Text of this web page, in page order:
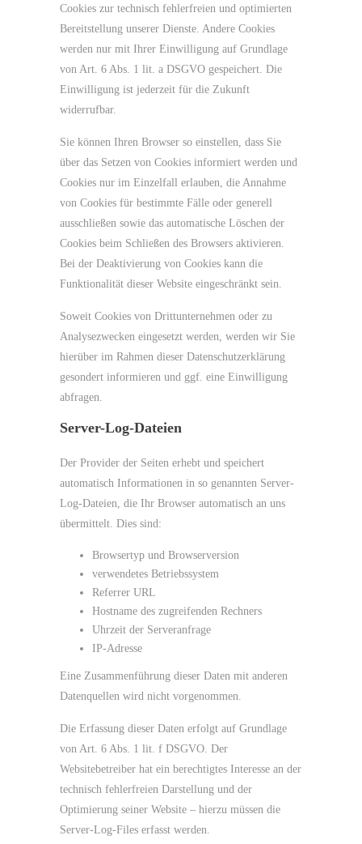
Cookies zur technisch fehlerfreien und optimierten
Bereitstellung unserer Dienste. Andere Cookies
werden nur mit Ihrer Einwilligung auf Grundlage
von Art. 6 Abs. 1 lit. a DSGVO gespeichert. Die
Einwilligung ist jederzeit für die Zukunft
widerrufbar.
Sie können Ihren Browser so einstellen, dass Sie
über das Setzen von Cookies informiert werden und
Cookies nur im Einzelfall erlauben, die Annahme
von Cookies für bestimmte Fälle oder generell
ausschließen sowie das automatische Löschen der
Cookies beim Schließen des Browsers aktivieren.
Bei der Deaktivierung von Cookies kann die
Funktionalität dieser Website eingeschränkt sein.
Soweit Cookies von Drittunternehmen oder zu
Analysezwecken eingesetzt werden, werden wir Sie
hierüber im Rahmen dieser Datenschutzerklärung
gesondert informieren und ggf. eine Einwilligung
abfragen.
Server-Log-Dateien
Der Provider der Seiten erhebt und speichert
automatisch Informationen in so genannten Server-
Log-Dateien, die Ihr Browser automatisch an uns
übermittelt. Dies sind:
Browsertyp und Browserversion
verwendetes Betriebssystem
Referrer URL
Hostname des zugreifenden Rechners
Uhrzeit der Serveranfrage
IP-Adresse
Eine Zusammenführung dieser Daten mit anderen
Datenquellen wird nicht vorgenommen.
Die Erfassung dieser Daten erfolgt auf Grundlage
von Art. 6 Abs. 1 lit. f DSGVO. Der
Websitebetreiber hat ein berechtigtes Interesse an der
technisch fehlerfreien Darstellung und der
Optimierung seiner Website – hierzu müssen die
Server-Log-Files erfasst werden.